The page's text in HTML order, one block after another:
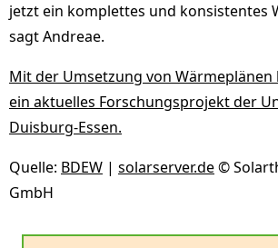
jetzt ein komplettes und konsistentes
sagt Andreae.
Mit der Umsetzung von Wärmeplänen
ein aktuelles Forschungsprojekt der
Duisburg-Essen.
Quelle: BDEW | solarserver.de©
GmbH